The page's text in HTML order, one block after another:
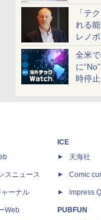
「テ
れる
レノ
スタ
全米
に
時停
スニュース
ーナル
Web
ICE
天海社
Comic
impress
PUBFUN